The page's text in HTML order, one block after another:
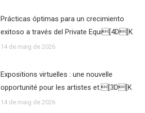
Prácticas óptimas para un crecimiento
exitoso a través del Private Equi[4D[K
14 de maig de 2026
Expositions virtuelles : une nouvelle
opportunité pour les artistes et.[3D[K
14 de maig de 2026